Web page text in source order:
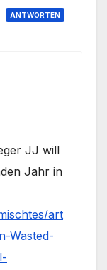
ANTWORTEN
JJ will
Jahr in
art
Wasted-